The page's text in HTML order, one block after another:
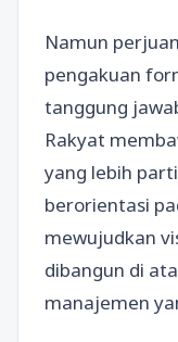
Namun
pengakuan
tanggung
Rakyat
yang lebih
berorientasi
mewujudkan
dibangun di
manajemen